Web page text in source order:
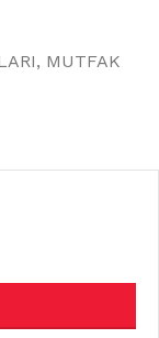
, MUTFAK